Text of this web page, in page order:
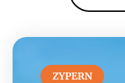
ZYPERN